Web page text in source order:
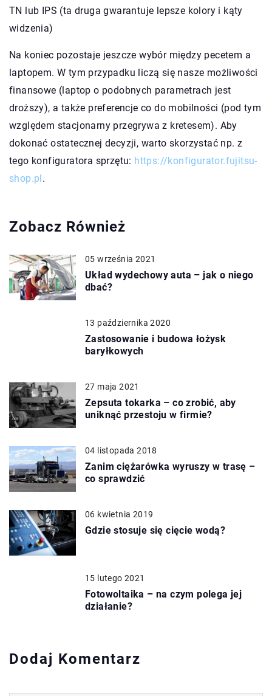
TN lub IPS (ta druga gwarantuje lepsze kolory i kąty
widzenia)
Na koniec pozostaje jeszcze wybór między pecetem a
laptopem. W tym przypadku liczą się nasze możliwości
finansowe (laptop o podobnych parametrach jest
droższy), a także preferencje co do mobilności (pod tym
względem stacjonarny przegrywa z kretesem). Aby
dokonać ostatecznej decyzji, warto skorzystać np. z
tego konfiguratora sprzętu: https://konfigurator.fujitsu-
shop.pl .
Zobacz Również
05 września 2021
Układ wydechowy auta – jak o niego
dbać?
13 października 2020
Zastosowanie i budowa łożysk
baryłkowych
27 maja 2021
Zepsuta tokarka – co zrobić, aby
uniknąć przestoju w firmie?
04 listopada 2018
Zanim ciężarówka wyruszy w trasę –
co sprawdzić
06 kwietnia 2019
Gdzie stosuje się cięcie wodą?
15 lutego 2021
Fotowoltaika – na czym polega jej
działanie?
Dodaj Komentarz